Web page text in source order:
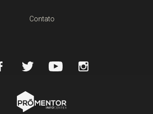
Contato